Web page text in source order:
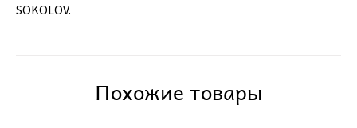
SOKOLOV.
Похожие товары